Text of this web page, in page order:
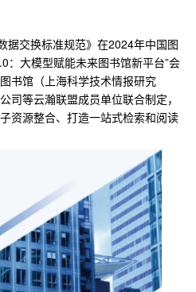
据交换标准规范》在2024年中国图
：大模型赋能未来图书馆新平台”会
书馆（上海科学技术情报研究
司等云瀚联盟成员单位联合制定，
资源整合、打造一站式检索和阅读